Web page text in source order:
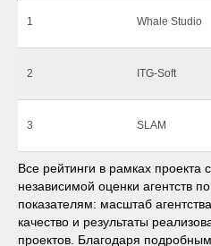
1 Whale Studio
2 ITG-Soft
3 SLAM
Все рейтинги в рамках проекта
независимой оценки агентств
показателям: масштаб
качество и результаты
проектов. Благодаря